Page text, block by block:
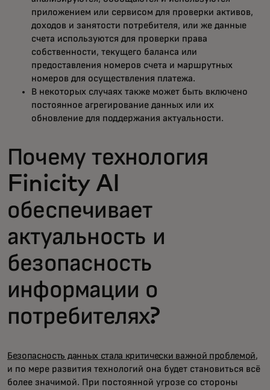
приложением или сервисом для проверки активов,
доходов и занятости потребителя, или же данные
счета используются для проверки права
собственности, текущего баланса или
предоставления номеров счета и маршрутных
номеров для осуществления платежа.
В некоторых случаях также может быть включено
постоянное агрегирование данных или их
обновление для поддержания актуальности.
Почему технология
Finicity AI
обеспечивает
актуальность и
безопасность
информации о
потребителях?
Безопасность данных стала критически важной проблемой,
и по мере развития технологий она будет становиться всё
более значимой. При постоянной угрозе со стороны